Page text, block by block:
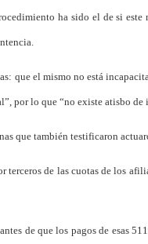
ha sido el de si
que el mismo no está
por lo que “no existe atisbo de
que también testificaron
terceros de las cuotas de los
de que los pagos de esas